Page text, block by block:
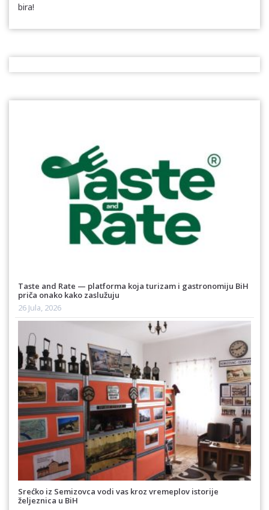
bira!
Taste and Rate — platforma koja turizam i gastronomiju BiH
priča onako kako zaslužuju
26 Jula, 2026
Srećko iz Semizovca vodi vas kroz vremeplov istorije
željeznica u BiH